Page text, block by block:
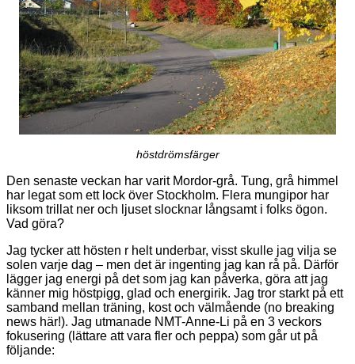
höstdrömsfärger
Den senaste veckan har varit Mordor-grå. Tung, grå himmel
har legat som ett lock över Stockholm. Flera mungipor har
liksom trillat ner och ljuset slocknar långsamt i folks ögon.
Vad göra?
Jag tycker att hösten r helt underbar, visst skulle jag vilja se
solen varje dag – men det är ingenting jag kan rå på. Därför
lägger jag energi på det som jag kan påverka, göra att jag
känner mig höstpigg, glad och energirik. Jag tror starkt på ett
samband mellan träning, kost och välmående (no breaking
news här!). Jag utmanade NMT-Anne-Li på en 3 veckors
fokusering (lättare att vara fler och peppa) som går ut på
följande: